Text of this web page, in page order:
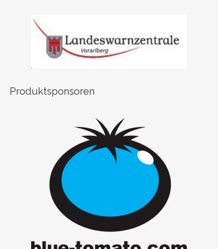
Produktsponsoren